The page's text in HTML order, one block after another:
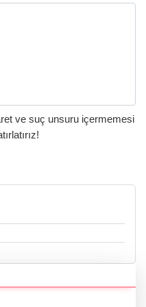
ve suç unsuru içermemesi